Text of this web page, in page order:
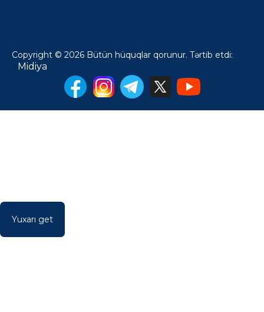
Copyright © 2026 Bütün hüquqlar qorunur. Tərtib etdi:
Midiya
Yuxarı get